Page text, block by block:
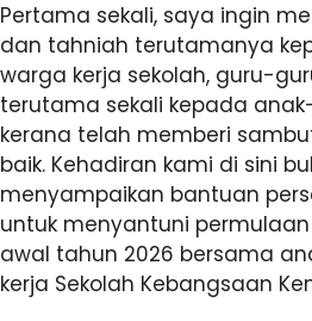
Pertama sekali, saya ingin
dan tahniah terutamanya
warga kerja sekolah, guru-
terutama sekali kepada
kerana telah memberi
baik. Kehadiran kami di sini
menyampaikan bantuan
untuk menyantuni
awal tahun 2026 bersama
kerja Sekolah Kebangsaan